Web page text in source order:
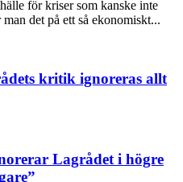
för kriser som kanske inte
det på ett så ekonomiskt...
kritik ignoreras allt
Lagrådet i högre